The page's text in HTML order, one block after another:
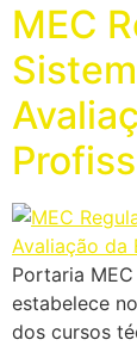
MEC
Portaria
estabelece
dos cursos